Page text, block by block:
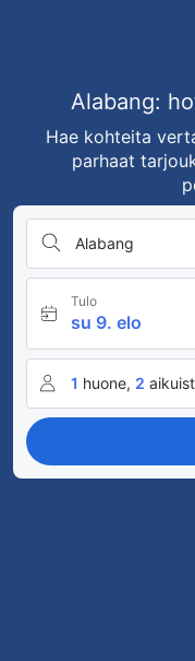
Alabang:
Hae kohteita
parhaat
Alabang
Tulo
su 9. elo
1 huone, 2